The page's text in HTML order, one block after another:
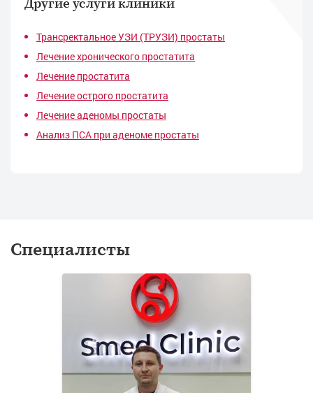
Трансректальное УЗИ (ТРУЗИ) простаты
Лечение хронического простатита
Лечение простатита
Лечение острого простатита
Лечение аденомы простаты
Анализ ПСА при аденоме простаты
Специалисты